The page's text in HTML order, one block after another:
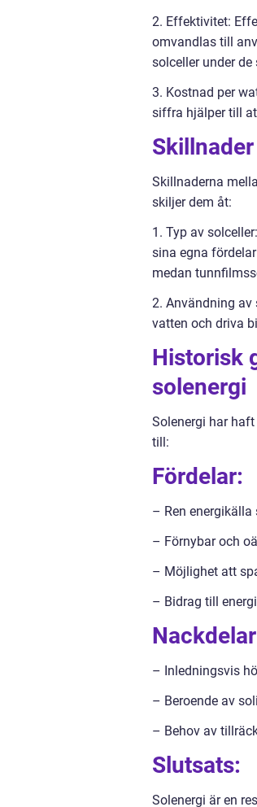
2. Effektivitet:
omvandlas till
solceller under de
3. Kostnad per
siffra hjälper till
Skillnaderna
skiljer dem åt:
1. Typ av
sina egna
medan
2. Användning av
vatten och driva
Historisk
solenergi
Solenergi har
till:
Fördelar:
– Ren
– Förnybar och
– Möjlighet att
– Bidrag till
– Inledningsvis
– Beroende av
– Behov av
Slutsats:
Solenergi är en